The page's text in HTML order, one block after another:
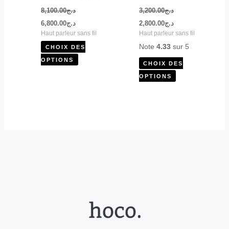
د.ج8,100.00
د.ج6,800.00
Haut parleur sans fil
CHOIX DES
OPTIONS
د.ج3,200.00
د.ج2,800.00
Haut parleur sans fil
Note 4.33sur 5
CHOIX DES
OPTIONS